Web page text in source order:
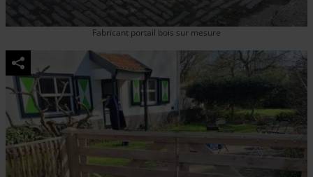
Fabricant portail bois sur mesure